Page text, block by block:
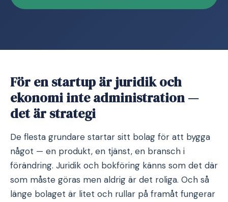
För en startup är juridik och
ekonomi inte administration —
det är strategi
De flesta grundare startar sitt bolag för att bygga
något — en produkt, en tjänst, en bransch i
förändring. Juridik och bokföring känns som det där
som måste göras men aldrig är det roliga. Och så
länge bolaget är litet och rullar på framåt fungerar